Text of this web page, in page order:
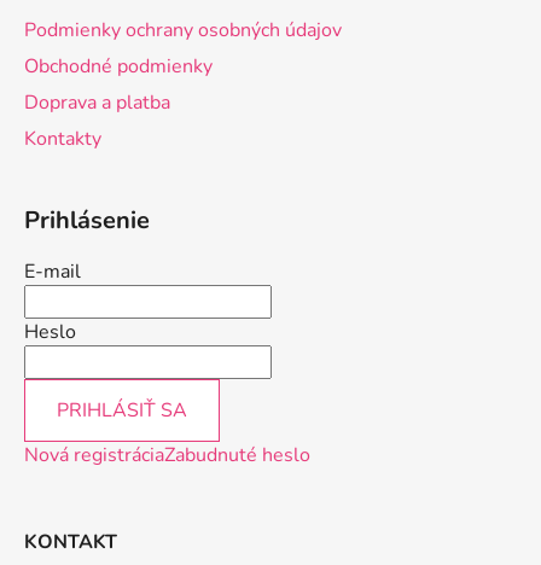
Podmienky ochrany osobných údajov
Obchodné podmienky
Doprava a platba
Kontakty
Prihlásenie
E-mail
Heslo
PRIHLÁSIŤ SA
Nová registráciaZabudnuté heslo
KONTAKT